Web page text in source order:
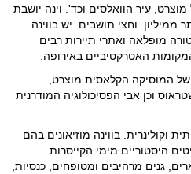
עיר הוואלסים וכד'. וינה יושבת
ממיליון וחצי תושבים. יש בווינה
ארכיטקטורה מופלאה ואתרי תיירות רבים
האטרקטיביים באירופה.
של המוסיקה הקלאסית מוצרט,
וכן אבי הפסיכולוגיה המודרנית
וקולינרית. בווינה מוזיאונים בהם
היסטוריים מימי הקייסרות
גנים מרהיבים ומטופחים, כנסיות,